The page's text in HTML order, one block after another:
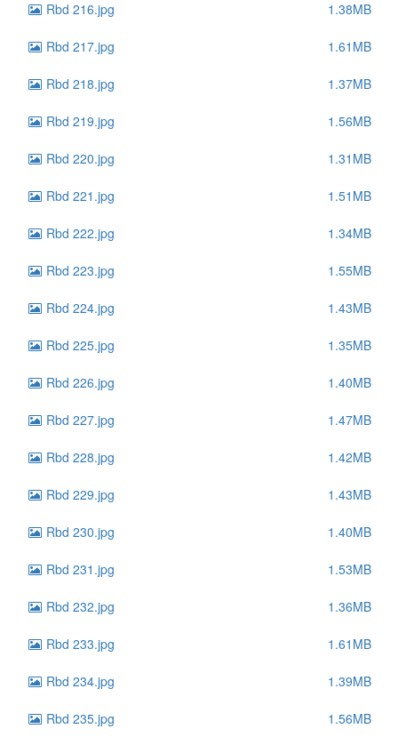
Rbd 216.jpg 1.38MB
Rbd 217.jpg 1.61MB
Rbd 218.jpg 1.37MB
Rbd 219.jpg 1.56MB
Rbd 220.jpg 1.31MB
Rbd 221.jpg 1.51MB
Rbd 222.jpg 1.34MB
Rbd 223.jpg 1.55MB
Rbd 224.jpg 1.43MB
Rbd 225.jpg 1.35MB
Rbd 226.jpg 1.40MB
Rbd 227.jpg 1.47MB
Rbd 228.jpg 1.42MB
Rbd 229.jpg 1.43MB
Rbd 230.jpg 1.40MB
Rbd 231.jpg 1.53MB
Rbd 232.jpg 1.36MB
Rbd 233.jpg 1.61MB
Rbd 234.jpg 1.39MB
Rbd 235.jpg 1.56MB